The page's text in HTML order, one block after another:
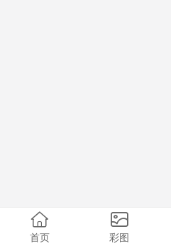
首页 彩图